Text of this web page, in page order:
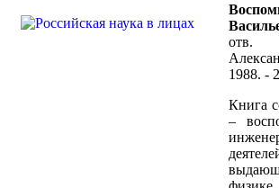
1988. -
Книга
–